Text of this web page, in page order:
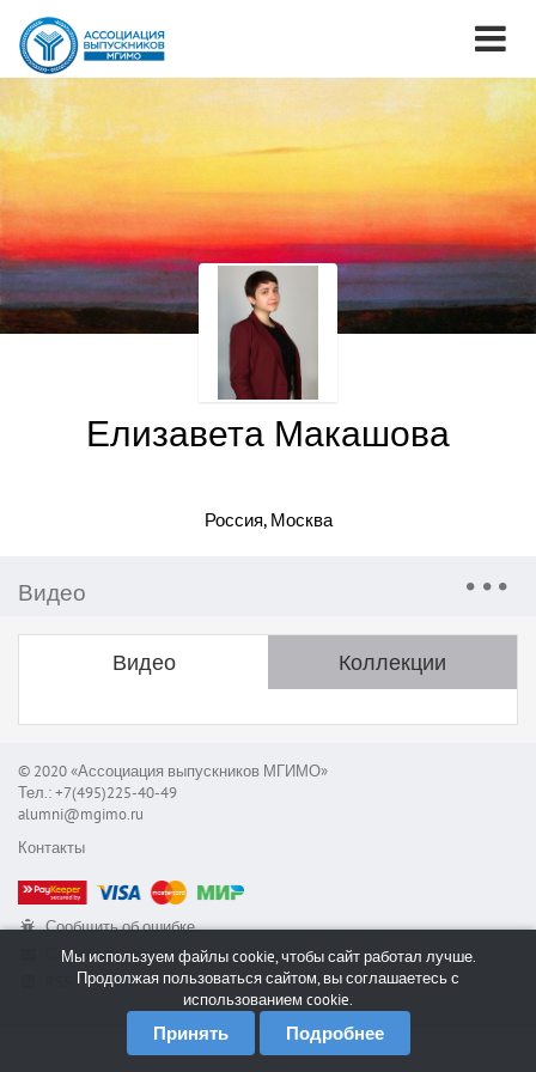
Елизавета Макашова
Россия, Москва
Видео
Видео Коллекции
© 2020 «Ассоциация выпускников МГИМО»
Тел.: +7(495)225-40-49
alumni@mgimo.ru
Контакты
Сообщить об ошибке
Служба поддержки
Мы используем файлы cookie, чтобы сайт работал лучше.
Продолжая пользоваться сайтом, вы соглашаетесь с
использованием cookie.
Принять Подробнее